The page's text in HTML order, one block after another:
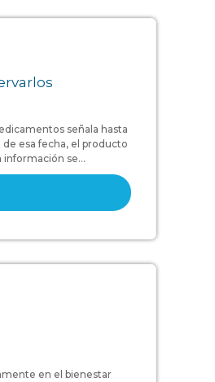
señala hasta
esa fecha, el producto
se...
en el bienestar